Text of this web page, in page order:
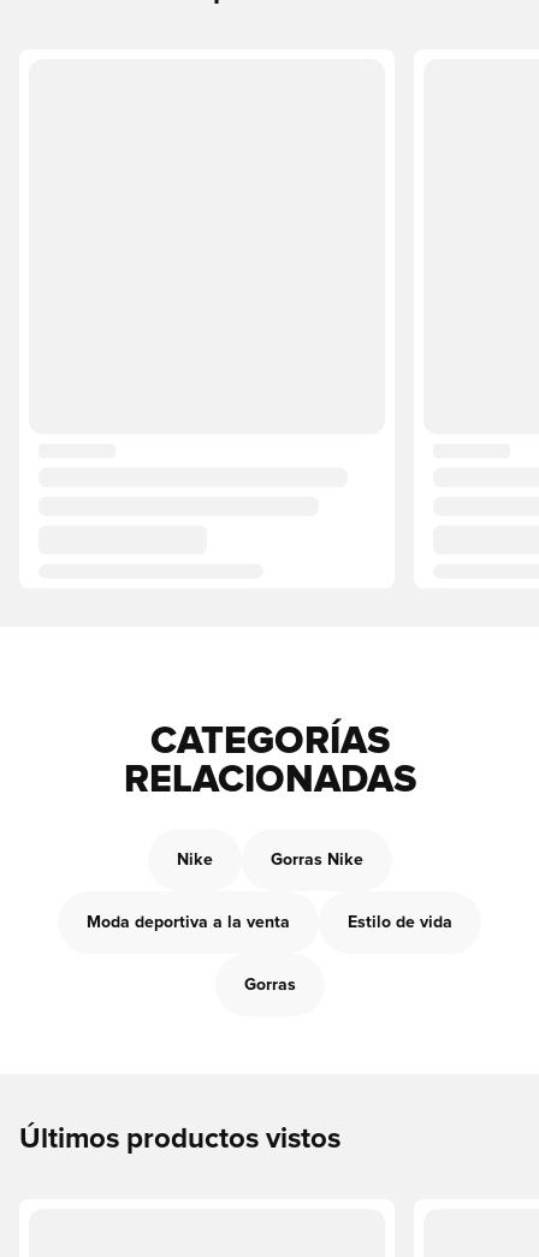
CATEGORÍAS
RELACIONADAS
Nike Gorras Nike
Moda deportiva a la venta Estilo de vida
Gorras
Últimos productos vistos